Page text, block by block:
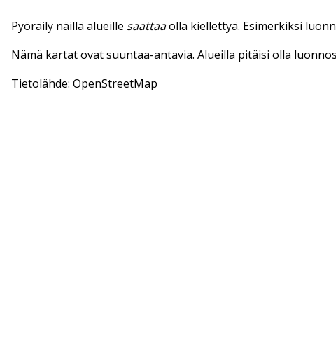
Pyöräily näillä alueille saattaaolla kiellettyä. Esimerkiksi
Nämä kartat ovat suuntaa-antavia. Alueilla pitäisi olla
Tietolähde: OpenStreetMap